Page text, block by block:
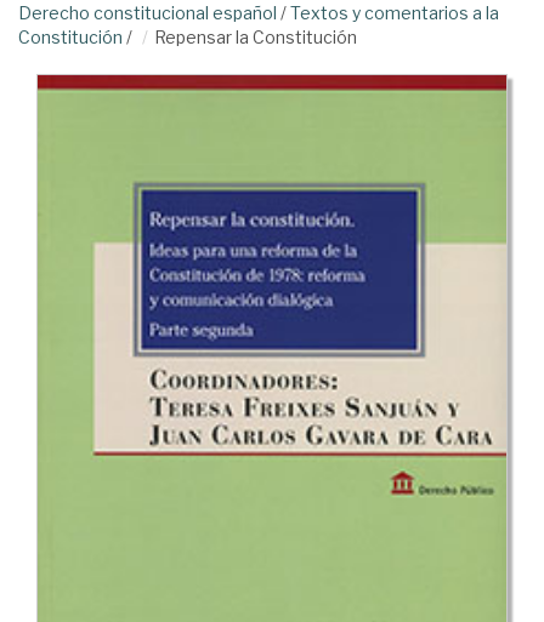
Derecho constitucional español /Textos y comentarios a la
Constitución / Repensar la Constitución